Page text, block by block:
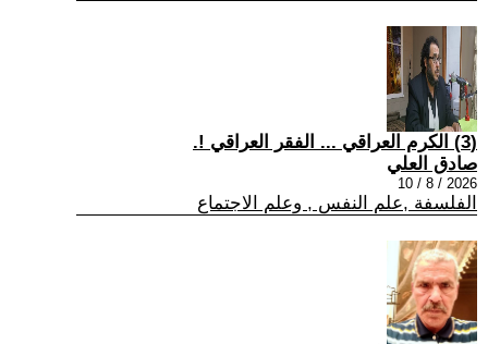
(3) الكرم العراقي ... الفقر العراقي !.
صادق العلي
2026 / 8 / 10
الفلسفة ,علم النفس , وعلم الاجتماع